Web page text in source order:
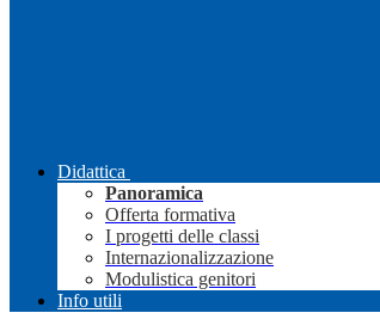
Didattica
Panoramica
Offerta formativa
I progetti delle classi
Internazionalizzazione
Modulistica genitori
Info utili